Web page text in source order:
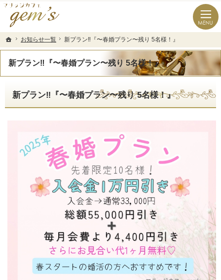
ホーム
お知らせ一覧 新プラン‼️『〜春婚プラン〜残り 5名様！』
新プラン‼️『〜春婚プラン〜残り 5名様！』
長崎県の婚活なら結婚相談所のマリッジカフェgem’ｓ（ジェムズ）
長崎県長崎市の結婚相談所マリッジカフェgem's(ジェムズ)
新プラン‼️『〜春婚プラン〜残り 5名様！』
ホーム
お知らせ一覧 新プラン‼️『〜春婚プラン〜残り 5名様！』